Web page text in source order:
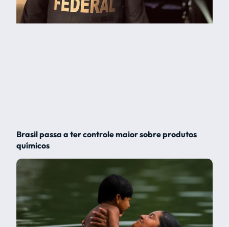
Brasil passa a ter controle maior sobre produtos
químicos